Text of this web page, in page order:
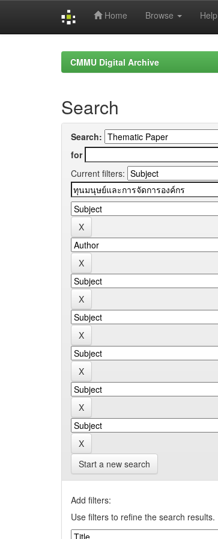
Home Browse Help
CMMU Digital Archive
Search
Search:
for
Current filters:
Start a new search
Add filters:
Use filters to refine the search results.